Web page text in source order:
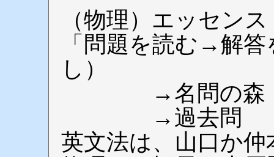
（物理）エッセン
「問題を読む→解
し）
→名問の森（
→過去問
英文法は、山口か仲